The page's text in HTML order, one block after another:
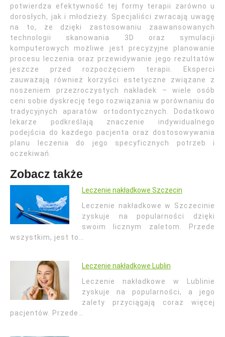
potwierdza efektywność tej formy terapii zarówno u
dorosłych, jak i młodzieży. Specjaliści zwracają uwagę
na to, że dzięki zastosowaniu zaawansowanych
technologii skanowania 3D oraz symulacji
komputerowych możliwe jest precyzyjne planowanie
procesu leczenia oraz przewidywanie jego rezultatów
jeszcze przed rozpoczęciem terapii. Eksperci
zauważają również korzyści estetyczne związane z
noszeniem przezroczystych nakładek – wiele osób
ceni sobie dyskrecję tego rozwiązania w porównaniu do
tradycyjnych aparatów ortodontycznych. Dodatkowo
lekarze podkreślają znaczenie indywidualnego
podejścia do każdego pacjenta oraz dostosowywania
planu leczenia do jego specyficznych potrzeb i
oczekiwań.
Zobacz także
Leczenie nakładkowe Szczecin
Leczenie nakładkowe w Szczecinie
zyskuje na popularności dzięki
swoim licznym zaletom. Przede
wszystkim, jest to…
Leczenie nakładkowe Lublin
Leczenie nakładkowe w Lublinie
zyskuje na popularności, a jego
zalety przyciągają coraz więcej
pacjentów. Przede…